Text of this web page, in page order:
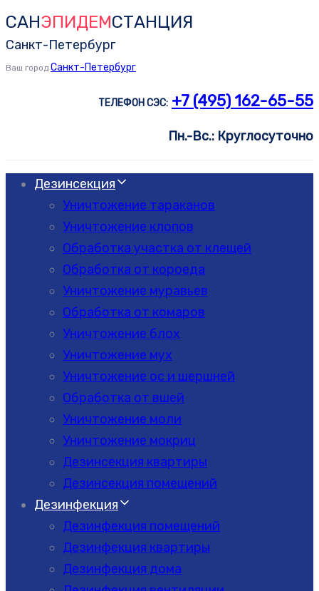
Skip
links
Skip
to
primary
САНЭПИДЕМСТАНЦИЯ
Санкт-Петербург
Ваш город Санкт-Петербург
ТЕЛЕФОН СЭС: +7 (495) 162-65-55
Пн.-Вс.: Круглосуточно
Дезинсекция
Уничтожение тараканов
Уничтожение клопов
Обработка участка от клещей
Обработка от короеда
Уничтожение муравьев
Обработка от комаров
Уничтожение блох
Уничтожение мух
Уничтожение ос и шершней
Обработка от вшей
Уничтожение моли
Уничтожение мокриц
Дезинсекция квартиры
Дезинсекция помещений
Дезинфекция
Дезинфекция помещений
Дезинфекция квартиры
Дезинфекция дома